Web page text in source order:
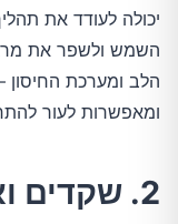
יכולה לעודד את
השמש ולשפר את
הלב ומערכת החיסון
ומאפשרות לעור
2. שקדים ואגוזים